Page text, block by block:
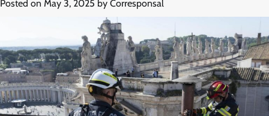
Posted on May 3, 2025 by Corresponsal